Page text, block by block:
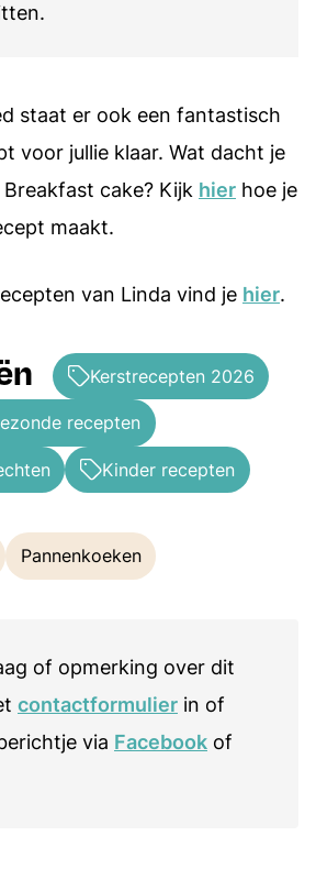
staat er ook een fantastisch
voor jullie klaar. Wat dacht je
cake? Kijk hier hoe je
maakt.
van Linda vind je hier.
Kerstrecepten 2026
recepten
Kinder recepten
Pannenkoeken
of opmerking over dit
contactformulier in of
via Facebook of